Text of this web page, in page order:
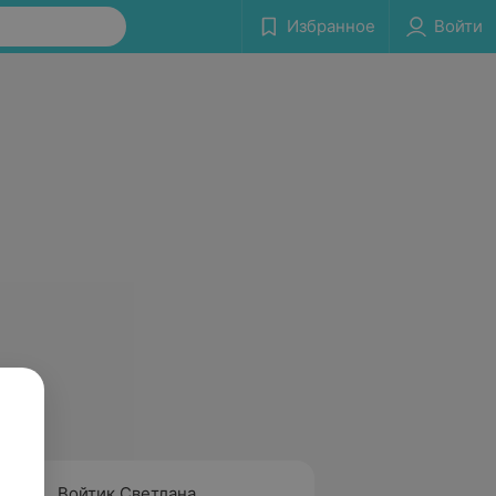
Избранное Войти